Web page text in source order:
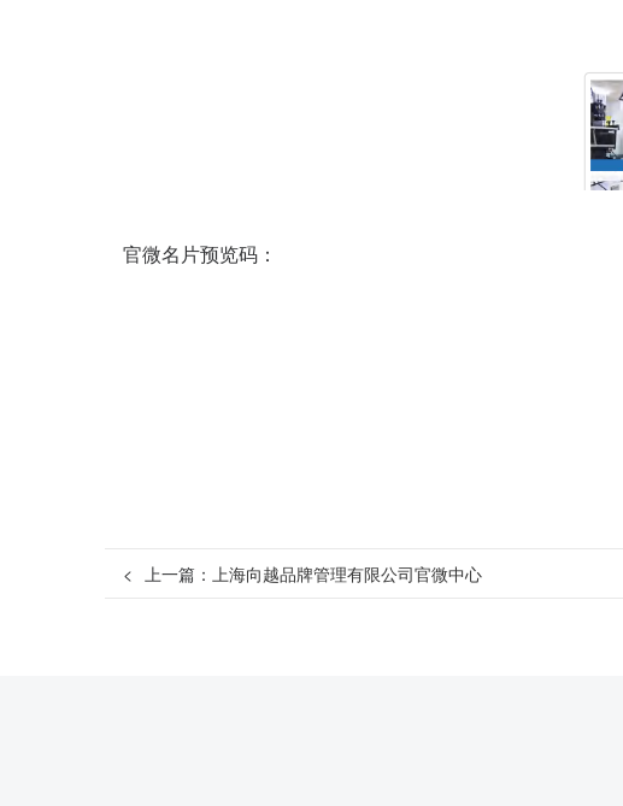
官微名片预览码：
< 上一篇： 上海向越品牌管理有限公司官微中心